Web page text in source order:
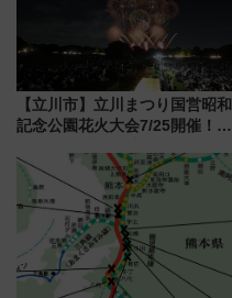
【立川市】立川まつり国営昭和
記念公園花火大会7/25開催！
混雑に要注意、その理由は